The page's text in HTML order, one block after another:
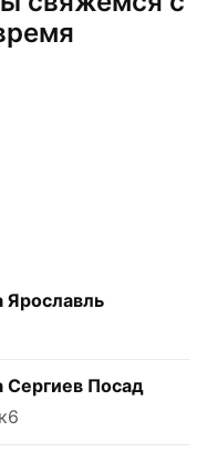
Ярославль
Сергиев Посад